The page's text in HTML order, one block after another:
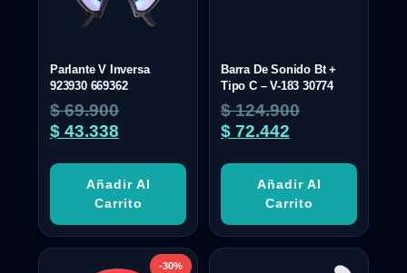
Parlante V Inversa
923930 669362
$69.900
$ 43.338
Añadir Al
Carrito
Barra De Sonido Bt +
Tipo C – V-183 30774
$124.900
$ 72.442
Añadir Al
Carrito
-30%